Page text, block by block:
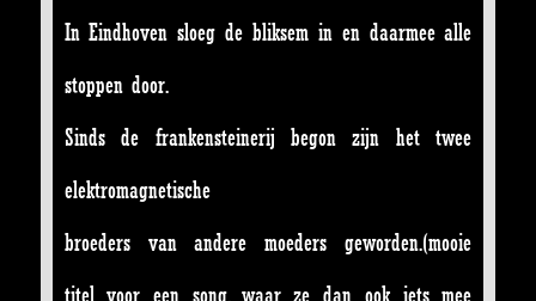
In Eindhoven sloeg de bliksem in en daarmee alle
stoppen door.
Sinds de frankensteinerij begon zijn het twee
elektromagnetische
broeders van andere moeders geworden.(mooie
titel voor een song, waar ze dan ook iets mee